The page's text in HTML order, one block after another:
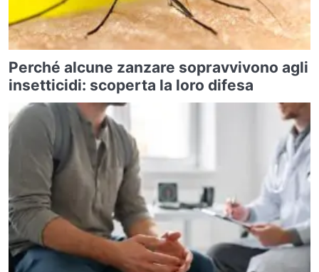
Perché alcune zanzare sopravvivono agli
insetticidi: scoperta la loro difesa